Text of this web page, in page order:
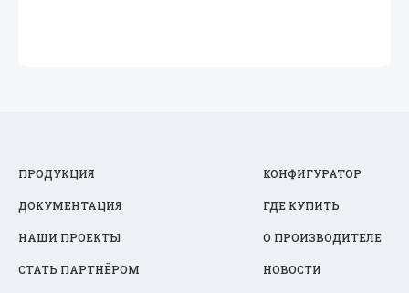
ПРОДУКЦИЯ КОНФИГУРАТОР
ДОКУМЕНТАЦИЯ ГДЕ КУПИТЬ
НАШИ ПРОЕКТЫ О ПРОИЗВОДИТЕЛЕ
СТАТЬ ПАРТНЁРОМ НОВОСТИ